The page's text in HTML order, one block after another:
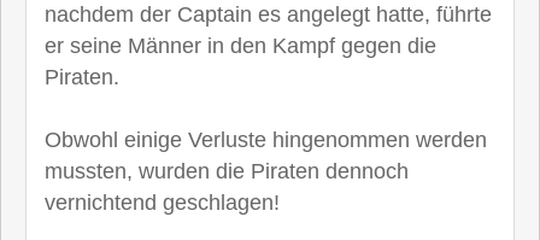
nachdem der Captain es angelegt hatte, führte
er seine Männer in den Kampf gegen die
Piraten.
Obwohl einige Verluste hingenommen werden
mussten, wurden die Piraten dennoch
vernichtend geschlagen!